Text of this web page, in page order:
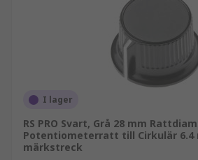
I lager
RS PRO Svart, Grå 28 mm
Potentiometerratt till Cirkulär 6.4
märkstreck